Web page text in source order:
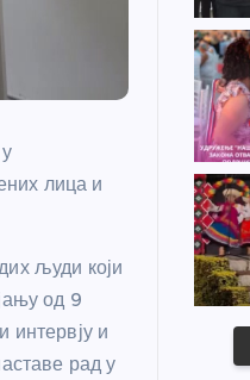
лица и
људи који
од 9
интервју и
рад у